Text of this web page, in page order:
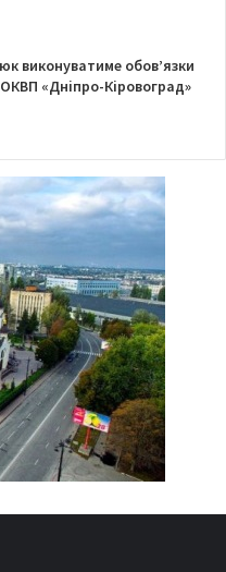
виконуватиме обов’язки
«Дніпро-Кіровоград»